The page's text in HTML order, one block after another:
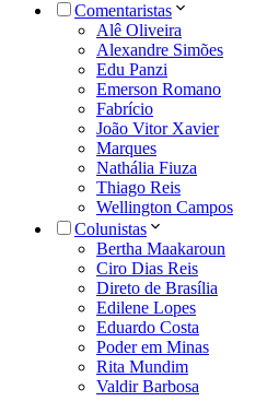
Comentaristas
Alê Oliveira
Alexandre Simões
Edu Panzi
Emerson Romano
Fabrício
João Vitor Xavier
Marques
Nathália Fiuza
Thiago Reis
Wellington Campos
Colunistas
Bertha Maakaroun
Ciro Dias Reis
Direto de Brasília
Edilene Lopes
Eduardo Costa
Poder em Minas
Rita Mundim
Valdir Barbosa